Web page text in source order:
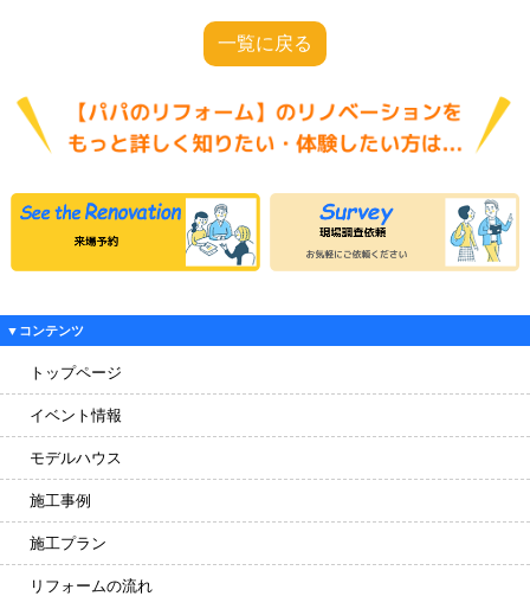
一覧に戻る
▼コンテンツ
トップページ
イベント情報
モデルハウス
施工事例
施工プラン
リフォームの流れ